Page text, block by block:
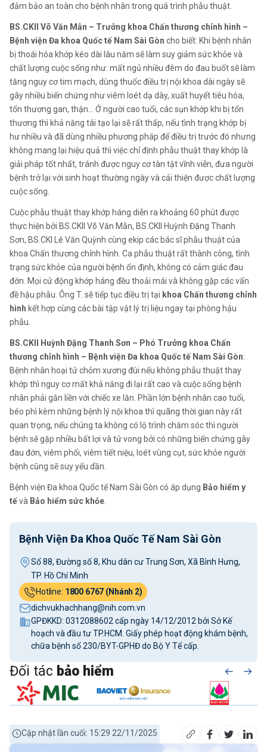
đảm bảo an toàn cho bệnh nhân trong quá trình phẫu thuật.
BS.CKII Võ Văn Mẫn – Trưởng khoa Chấn thương chỉnh hình –
Bệnh viện Đa khoa Quốc tế Nam Sài Gòn cho biết: Khi bệnh nhân
bị thoái hóa khớp kéo dài lâu năm sẽ làm suy giảm sức khỏe và
chất lượng cuộc sống như: mất ngủ nhiều đêm do đau buốt sẽ làm
tăng nguy cơ tim mạch, dùng thuốc điều trị nội khoa dài ngày sẽ
gây nhiều biến chứng như viêm loét dạ dày, xuất huyết tiêu hóa,
tổn thương gan, thận… Ở người cao tuổi, các sụn khớp khi bị tổn
thương thì khả năng tái tạo lại sẽ rất thấp, nếu tình trạng khớp bị
hư nhiều và đã dùng nhiều phương pháp để điều trị trước đó nhưng
không mang lại hiệu quả thì việc chỉ định phẫu thuật thay khớp là
giải pháp tốt nhất, tránh được nguy cơ tàn tật vĩnh viễn, đưa người
bệnh trở lại với sinh hoạt thường ngày và cải thiện được chất lượng
cuộc sống.
Cuộc phẫu thuật thay khớp háng diễn ra khoảng 60 phút được
thực hiện bởi BS.CKII Võ Văn Mẫn, BS.CKII Huỳnh Đặng Thanh
Sơn, BS.CKI Lê Văn Quỳnh cùng ekip các bác sĩ phẫu thuật của
khoa Chấn thương chỉnh hình. Ca phẫu thuật rất thành công, tình
trạng sức khỏe của người bệnh ổn định, không có cảm giác đau
đớn. Mọi cử động khớp háng đều thoải mái và không gặp các vấn
đề hậu phẫu. Ông T. sẽ tiếp tục điều trị tại khoa Chấn thương chỉnh
hình kết hợp cùng các bài tập vật lý trị liệu ngay tại phòng hậu
phẫu.
BS.CKII Huỳnh Đặng Thanh Sơn – Phó Trưởng khoa Chấn
thương chỉnh hình – Bệnh viện Đa khoa Quốc tế Nam Sài Gòn:
Bệnh nhân hoại tử chỏm xương đùi nếu không phẫu thuật thay
khớp thì nguy cơ mất khả năng đi lại rất cao và cuộc sống bệnh
nhân phải gắn liền với chiếc xe lăn. Phần lớn bệnh nhân cao tuổi,
béo phì kèm những bệnh lý nội khoa thì quãng thời gian này rất
quan trọng, nếu chúng ta không có lộ trình chăm sóc thì người
bệnh sẽ gặp nhiều bất lợi và tử vong bởi có những biến chứng gây
đau đớn, viêm phổi, viêm tiết niệu, loét vùng cụt, sức khỏe người
bệnh cũng sẽ suy yếu dần.
Bệnh viện Đa khoa Quốc tế Nam Sài Gòn có áp dụng Bảo hiểm y
tếvà Bảo hiểm sức khỏe
Bệnh Viện Đa Khoa Quốc Tế Nam Sài Gòn
Số 88, Đường số 8, Khu dân cư Trung Sơn, Xã Bình Hưng,
TP. Hồ Chí Minh
Hotline: 1800 6767 (Nhánh 2)
dichvukhachhang@nih.com.vn
GPĐKKD: 0312088602 cấp ngày 14/12/2012 bởi Sở Kế
hoạch và đầu tư TP.HCM. Giấy phép hoạt động khám bệnh,
chữa bệnh số 230/BYT-GPHĐ do Bộ Y Tế cấp.
Đối tác bảo hiểm
Cập nhật lần cuối: 15:29 22/11/2025